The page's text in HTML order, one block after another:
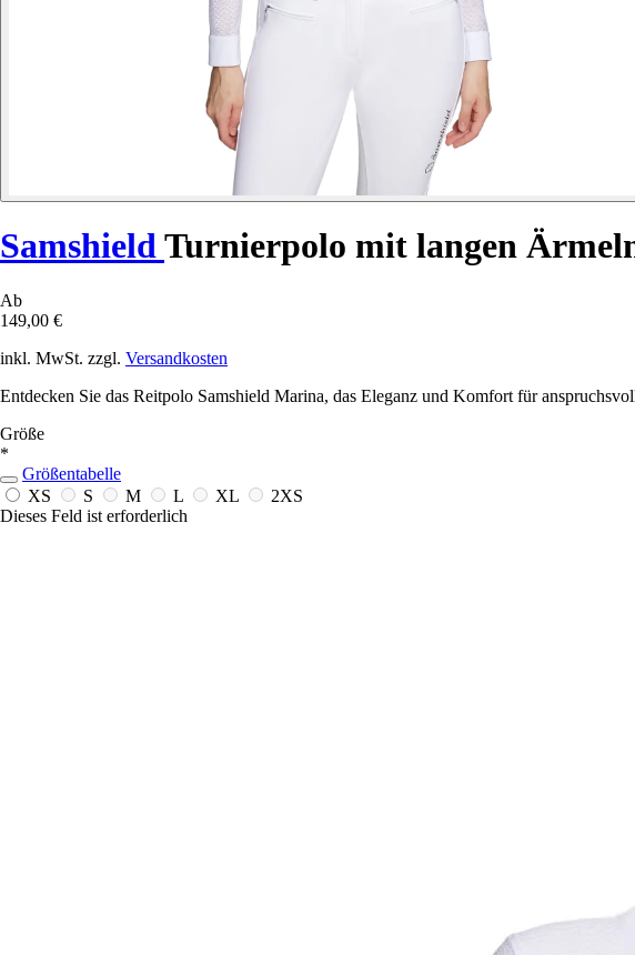
SamshieldTurnierpolo mit langen
Ab
149,00 €
inkl. MwSt. zzgl. Versandkosten
Entdecken Sie das Reitpolo Samshield Marina, das Eleganz und Komfort für
Größe
*
Größentabelle
XS
S M L XL
2XS
Dieses Feld ist erforderlich